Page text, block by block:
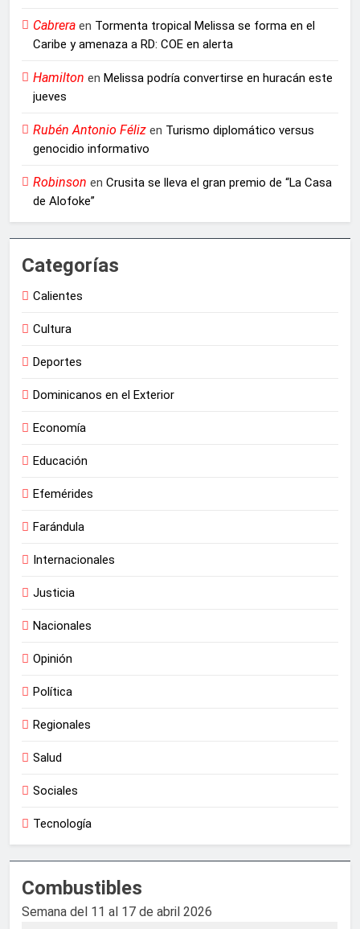
Cabrera en Tormenta tropical Melissa se forma en el
Caribe y amenaza a RD: COE en alerta
Hamilton en Melissa podría convertirse en huracán este
jueves
Rubén Antonio Féliz en Turismo diplomático versus
genocidio informativo
Robinson en Crusita se lleva el gran premio de “La Casa
de Alofoke”
Categorías
Calientes
Cultura
Deportes
Dominicanos en el Exterior
Economía
Educación
Efemérides
Farándula
Internacionales
Justicia
Nacionales
Opinión
Política
Regionales
Salud
Sociales
Tecnología
Combustibles
Semana del 11 al 17 de abril 2026